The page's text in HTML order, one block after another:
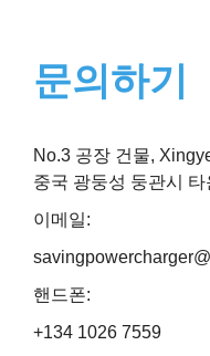
문의하기
No.3 공장 건물,
중국 광둥성 둥관시 타
이메일:
핸드폰:
+134 1026 7559